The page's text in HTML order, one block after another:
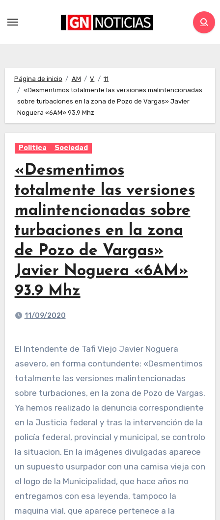
Página de inicio AM V
11
«Desmentimos totalmente las versiones malintencionadas
sobre turbaciones en la zona de Pozo de Vargas» Javier
Noguera «6AM» 93.9 Mhz
Politica Sociedad
«Desmentimos
totalmente las versiones
malintencionadas sobre
turbaciones en la zona
de Pozo de Vargas»
Javier Noguera «6AM»
93.9 Mhz
11/09/2020
El Intendente de Tafi Viejo Javier Noguera
asevero, en forma contundente: «Desmentimos
totalmente las versiones malintencionadas
sobre turbaciones, en la zona de Pozo de Vargas.
Ya hemos realizado la denuncia correspondiente
en la Justicia federal y tras la intervención de la
policía federal, provincial y municipal, se controlo
la situacion. En la imágenes divulgadas aparece
un supuesto usurpador con una camisa vieja con
el logo de la Municipalidad, que hace años no
entregamos con esa leyenda, tampoco la
maquina vial, que aparece pertenece a la